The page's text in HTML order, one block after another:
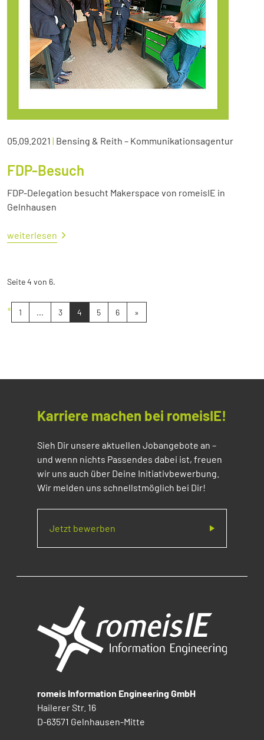
05.09.2021 | Bensing & Reith – Kommunikationsagentur
FDP-Besuch
FDP-Delegation besucht Makerspace von romeisIE in
Gelnhausen
weiterlesen
Seite 4 von 6.
« 1 ... 3 4 5 6 »
Karriere machen bei romeisIE!
Sieh Dir unsere aktuellen Jobangebote an –
und wenn nichts Passendes dabei ist, freuen
wir uns auch über Deine Initiativbewerbung.
Wir melden uns schnellstmöglich bei Dir!
Jetzt bewerben
romeis Information Engineering GmbH
Hailerer Str. 16
D-63571 Gelnhausen-Mitte